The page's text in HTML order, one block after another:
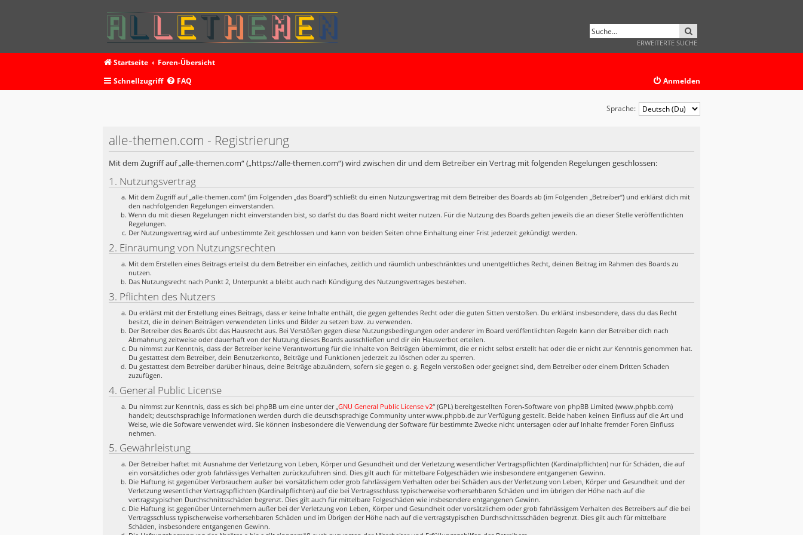
ERWEITERTE SUCHE
Startseite
Foren-Übersicht
Schnellzugriff
FAQ Anmelden
Sprache:
alle-themen.com - Registrierung
Mit dem Zugriff auf „alle-themen.com“ („https://alle-themen.com“) wird zwischen dir und dem Betreiber ein Vertrag mit folgenden Regelungen geschlossen:
1. Nutzungsvertrag
Mit dem Zugriff auf „alle-themen.com“ (im Folgenden „das Board“) schließt du einen Nutzungsvertrag mit dem Betreiber des Boards ab (im Folgenden „Betreiber“) und erklärst dich mit
den nachfolgenden Regelungen einverstanden.
Wenn du mit diesen Regelungen nicht einverstanden bist, so darfst du das Board nicht weiter nutzen. Für die Nutzung des Boards gelten jeweils die an dieser Stelle veröffentlichten
Regelungen.
Der Nutzungsvertrag wird auf unbestimmte Zeit geschlossen und kann von beiden Seiten ohne Einhaltung einer Frist jederzeit gekündigt werden.
2. Einräumung von Nutzungsrechten
Mit dem Erstellen eines Beitrags erteilst du dem Betreiber ein einfaches, zeitlich und räumlich unbeschränktes und unentgeltliches Recht, deinen Beitrag im Rahmen des Boards zu
nutzen.
Das Nutzungsrecht nach Punkt 2, Unterpunkt a bleibt auch nach Kündigung des Nutzungsvertrages bestehen.
3. Pflichten des Nutzers
Du erklärst mit der Erstellung eines Beitrags, dass er keine Inhalte enthält, die gegen geltendes Recht oder die guten Sitten verstoßen. Du erklärst insbesondere, dass du das Recht
besitzt, die in deinen Beiträgen verwendeten Links und Bilder zu setzen bzw. zu verwenden.
Der Betreiber des Boards übt das Hausrecht aus. Bei Verstößen gegen diese Nutzungsbedingungen oder anderer im Board veröffentlichten Regeln kann der Betreiber dich nach
Abmahnung zeitweise oder dauerhaft von der Nutzung dieses Boards ausschließen und dir ein Hausverbot erteilen.
Du nimmst zur Kenntnis, dass der Betreiber keine Verantwortung für die Inhalte von Beiträgen übernimmt, die er nicht selbst erstellt hat oder die er nicht zur Kenntnis genommen hat.
Du gestattest dem Betreiber, dein Benutzerkonto, Beiträge und Funktionen jederzeit zu löschen oder zu sperren.
Du gestattest dem Betreiber darüber hinaus, deine Beiträge abzuändern, sofern sie gegen o. g. Regeln verstoßen oder geeignet sind, dem Betreiber oder einem Dritten Schaden
zuzufügen.
4. General Public License
Du nimmst zur Kenntnis, dass es sich bei phpBB um eine unter der „ GNU General Public License v2“ (GPL) bereitgestellten Foren-Software von phpBB Limited (www.phpbb.com)
handelt; deutschsprachige Informationen werden durch die deutschsprachige Community unter www.phpbb.de zur Verfügung gestellt. Beide haben keinen Einfluss auf die Art und
Weise, wie die Software verwendet wird. Sie können insbesondere die Verwendung der Software für bestimmte Zwecke nicht untersagen oder auf Inhalte fremder Foren Einfluss
nehmen.
5. Gewährleistung
Der Betreiber haftet mit Ausnahme der Verletzung von Leben, Körper und Gesundheit und der Verletzung wesentlicher Vertragspflichten (Kardinalpflichten) nur für Schäden, die auf
ein vorsätzliches oder grob fahrlässiges Verhalten zurückzuführen sind. Dies gilt auch für mittelbare Folgeschäden wie insbesondere entgangenen Gewinn.
Die Haftung ist gegenüber Verbrauchern außer bei vorsätzlichem oder grob fahrlässigem Verhalten oder bei Schäden aus der Verletzung von Leben, Körper und Gesundheit und der
Verletzung wesentlicher Vertragspflichten (Kardinalpflichten) auf die bei Vertragsschluss typischerweise vorhersehbaren Schäden und im übrigen der Höhe nach auf die
vertragstypischen Durchschnittsschäden begrenzt. Dies gilt auch für mittelbare Folgeschäden wie insbesondere entgangenen Gewinn.
Die Haftung ist gegenüber Unternehmern außer bei der Verletzung von Leben, Körper und Gesundheit oder vorsätzlichem oder grob fahrlässigem Verhalten des Betreibers auf die bei
Vertragsschluss typischerweise vorhersehbaren Schäden und im Übrigen der Höhe nach auf die vertragstypischen Durchschnittsschäden begrenzt. Dies gilt auch für mittelbare
Schäden, insbesondere entgangenen Gewinn.